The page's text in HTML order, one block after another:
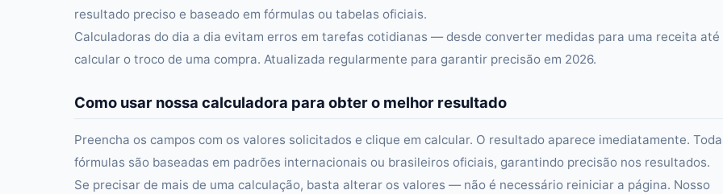
resultado preciso e baseado em fórmulas ou tabelas oficiais.
Calculadoras do dia a dia evitam erros em tarefas cotidianas — desde converter medidas para uma receita até
calcular o troco de uma compra. Atualizada regularmente para garantir precisão em 2026.
Como usar nossa calculadora para obter o melhor resultado
Preencha os campos com os valores solicitados e clique em calcular. O resultado aparece imediatamente.
fórmulas são baseadas em padrões internacionais ou brasileiros oficiais, garantindo precisão nos resultados.
Se precisar de mais de uma calculação, basta alterar os valores — não é necessário reiniciar a página. Nosso